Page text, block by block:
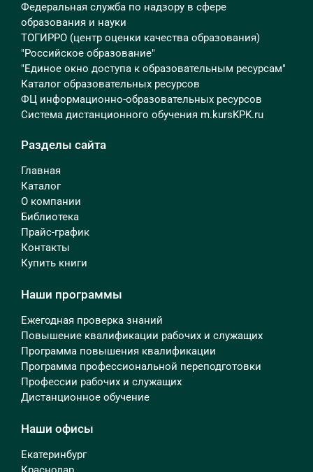
Федеральная служба по надзору в сфере
образования и науки
ТОГИРРО (центр оценки качества образования)
"Российское образование"
"Единое окно доступа к образовательным ресурсам"
Каталог образовательных ресурсов
ФЦ информационно-образовательных ресурсов
Система дистанционного обучения m.kursKPK.ru
Разделы сайта
Главная
Каталог
О компании
Библиотека
Прайс-график
Контакты
Купить книги
Наши программы
Ежегодная проверка знаний
Повышение квалификации рабочих и служащих
Программа повышения квалификации
Программа профессиональной переподготовки
Профессии рабочих и служащих
Дистанционное обучение
Наши офисы
Екатеринбург